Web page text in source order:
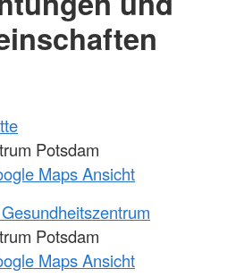
Potsdam
Maps Ansicht
Potsdam
Maps Ansicht